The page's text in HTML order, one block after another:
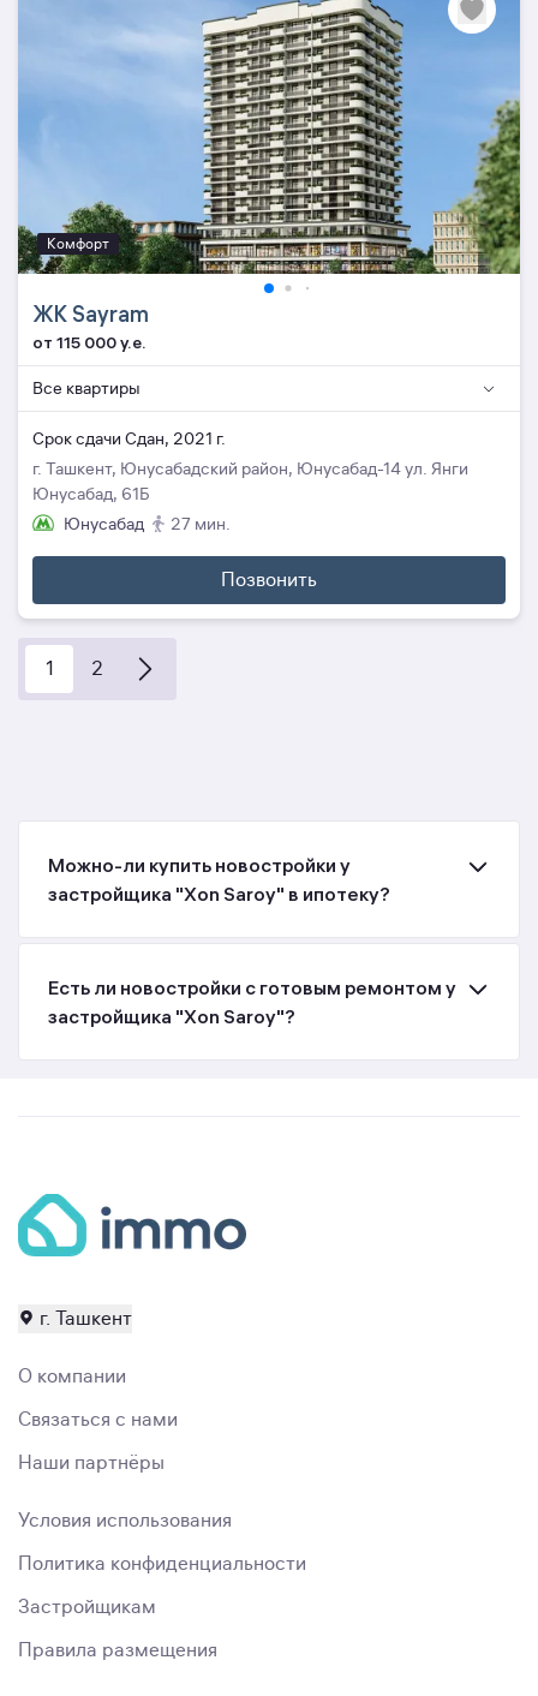
Комфорт
ЖК Sayram
от 115 000 y.e.
Все квартиры
Cрок сдачи Сдан, 2021 г.
г. Ташкент, Юнусабадский район, Юнусабад-14 ул. Янги
Юнусабад, 61Б
Юнусабад
27 мин.
Позвонить
1 2
Можно-ли купить новостройки у
застройщика "Xon Saroy" в ипотеку?
Есть ли новостройки с готовым ремонтом у
застройщика "Xon Saroy"?
г. Ташкент
О компании
Связаться с нами
Наши партнёры
Условия использования
Политика конфиденциальности
Застройщикам
Правила размещения